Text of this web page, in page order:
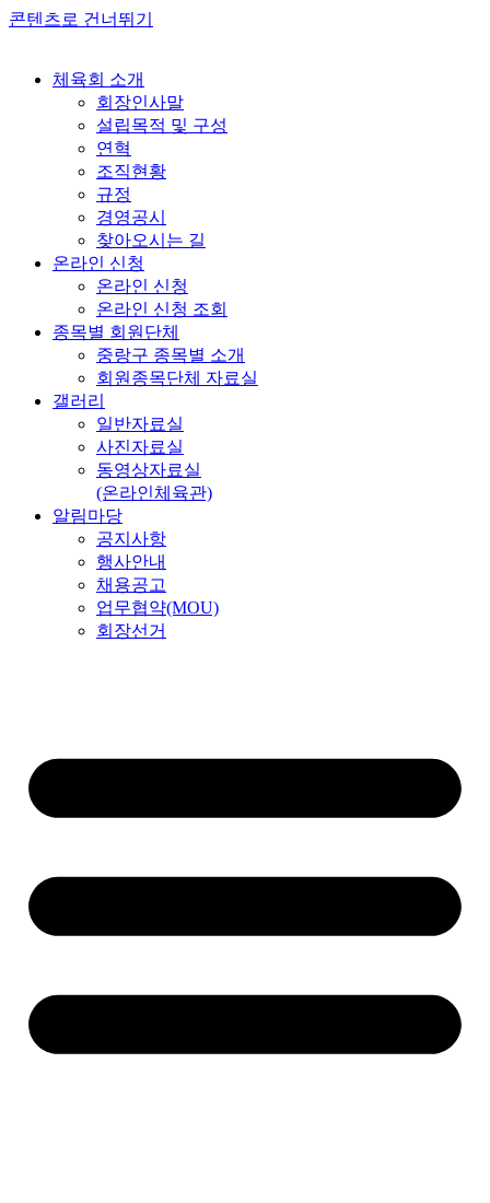
콘텐츠로 건너뛰기
체육회 소개
회장인사말
설립목적 및 구성
연혁
조직현황
규정
경영공시
찾아오시는 길
온라인 신청
온라인 신청
온라인 신청 조회
종목별 회원단체
중랑구 종목별 소개
회원종목단체 자료실
갤러리
일반자료실
사진자료실
동영상자료실
(온라인체육관)
알림마당
공지사항
행사안내
채용공고
업무협약(MOU)
회장선거